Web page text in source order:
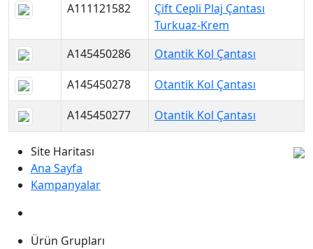
A111121582
Çift Cepli Plaj Çantası
Turkuaz-Krem
A145450286
Otantik Kol Çantası
A145450278
Otantik Kol Çantası
A145450277
Otantik Kol Çantası
Site Haritası
Ana Sayfa
Kampanyalar
Ürün Grupları